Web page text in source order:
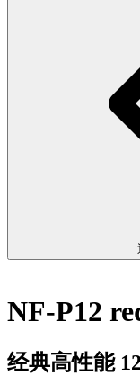
NF-P12
经典高性能